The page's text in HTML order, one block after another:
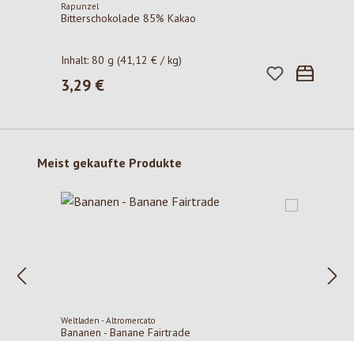
Rapunzel
Bitterschokolade 85% Kakao
Inhalt:80 g(41,12 € / kg)
Regulärer Preis:
3,29 €
Produktgalerie überspringen
Meist gekaufte Produkte
Weltladen - Altromercato
Bananen - Banane Fairtrade